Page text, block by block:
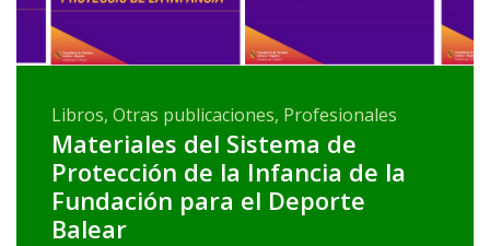
Libros, Otras publicaciones, Profesionales
Materiales del Sistema de
Protección de la Infancia de la
Fundación para el Deporte
Balear